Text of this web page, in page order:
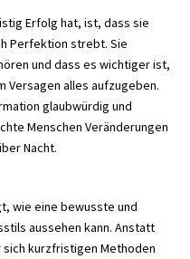
Erfolg hat, ist, dass sie
Perfektion strebt. Sie
und dass es wichtiger ist,
Versagen alles aufzugeben.
glaubwürdig und
Menschen Veränderungen
Nacht.
wie eine bewusste und
aussehen kann. Anstatt
kurzfristigen Methoden